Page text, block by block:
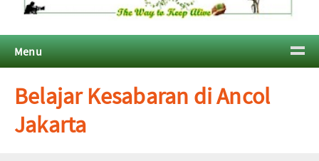
Menu
Belajar Kesabaran di Ancol
Jakarta